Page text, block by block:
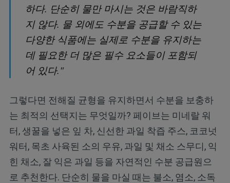
하다. 단순히 물만 마시는 것은 바람직하
지 않다. 물 외에도 수분을 공급할 수 있는
다양한 식품에는 실제로 수분을 유지하는
데 필요한 더 많은 필수 요소들이 포함되
어 있다."
그렇다면 전해질 균형을 유지하면서 수분을 보충하
는 최적의 선택지는 무엇일까? 페이브는 미네랄 워
터, 생꿀을 넣은 잎 차, 신선한 과일 착즙 주스, 코코넛
워터, 목초 사육된 소의 우유, 과일 및 채소 스무디, 익
힌 채소, 잘 익은 과일 등을 자연적인 수분 공급원으
로 추천한다. 단순히 물을 마실 때는 불소, 염소, 소독